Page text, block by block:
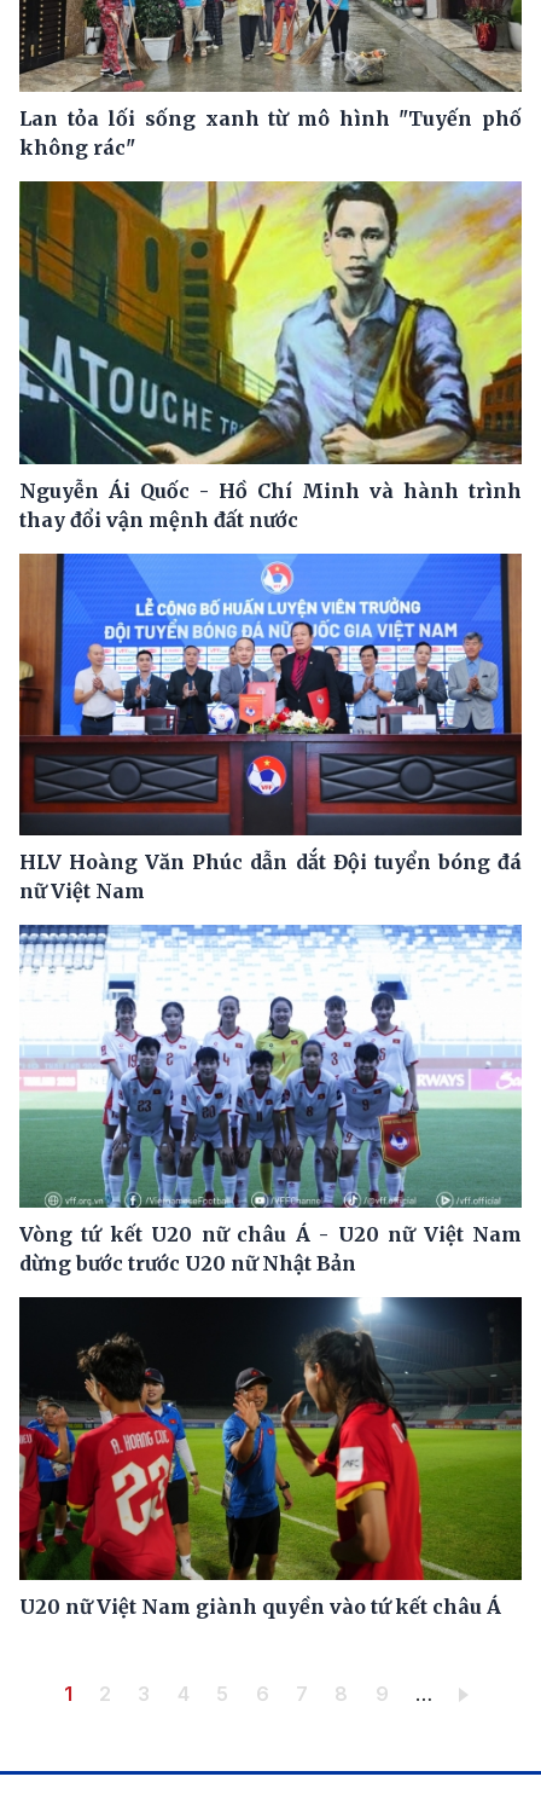
Lan tỏa lối sống xanh từ mô hình "Tuyến phố
không rác"
Nguyễn Ái Quốc - Hồ Chí Minh và hành trình
thay đổi vận mệnh đất nước
HLV Hoàng Văn Phúc dẫn dắt Đội tuyển bóng đá
nữ Việt Nam
Vòng tứ kết U20 nữ châu Á - U20 nữ Việt Nam
dừng bước trước U20 nữ Nhật Bản
U20 nữ Việt Nam giành quyền vào tứ kết châu Á
Pagination
Trang hiện thời
1 Trang
2 Trang
3 Trang
4 Trang
5 Trang
6 Trang
7 Trang
8 Trang
9 …